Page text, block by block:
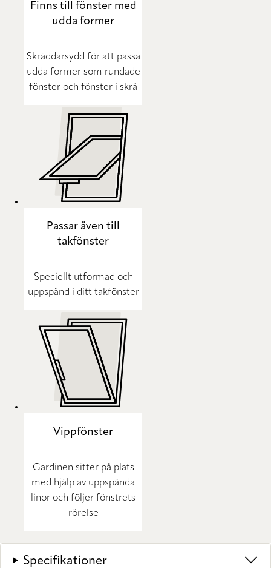
Finns till fönster med
udda former
Skräddarsydd för att passa
udda former som rundade
fönster och fönster i skrå
Passar även till
takfönster
Speciellt utformad och
uppspänd i ditt takfönster
Vippfönster
Gardinen sitter på plats
med hjälp av uppspända
linor och följer fönstrets
rörelse
Specifikationer